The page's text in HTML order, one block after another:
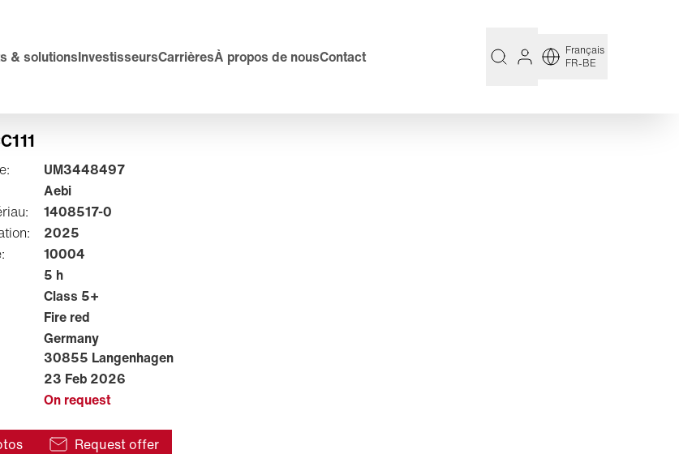
& solutionsInvestisseursCarrièresÀ propos de nousContact
Français
FR-BE
UM3448497
Aebi
1408517-0
2025
10004
5 h
Class 5+
Fire red
Germany
30855 Langenhagen
23 Feb 2026
On request
Request offer